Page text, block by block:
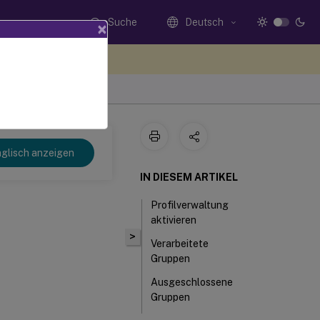
Suche Deutsch
anzeigen
>
IN DIESEM ARTIKEL
Profilverwaltung
aktivieren
Verarbeitete
Gruppen
Ausgeschlossene
Gruppen
×